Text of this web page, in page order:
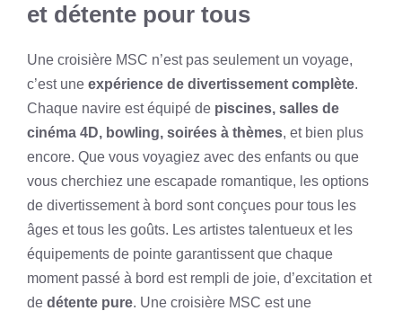
et détente pour tous
Une croisière MSC n’est pas seulement un voyage,
c’est une expérience de divertissement complète.
Chaque navire est équipé de piscines, salles de
cinéma 4D, bowling, soirées à thèmes, et bien plus
encore. Que vous voyagiez avec des enfants ou que
vous cherchiez une escapade romantique, les options
de divertissement à bord sont conçues pour tous les
âges et tous les goûts. Les artistes talentueux et les
équipements de pointe garantissent que chaque
moment passé à bord est rempli de joie, d’excitation et
de détente pure. Une croisière MSC est une